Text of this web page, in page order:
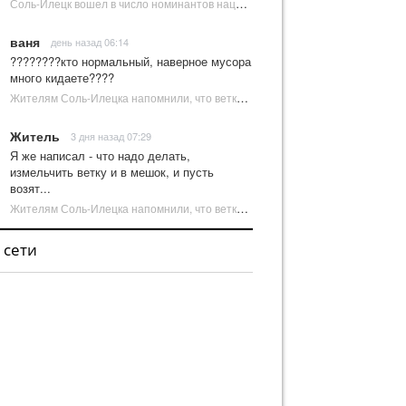
ваня день назад 06:14
????????кто нормальный, наверное мусора
много кидаете????
Жителям Соль-Илецка напомнили, что ветки от деревьев нельзя оставлять на площадках ТКО | Новости Соль-Илецка
Житель 3 дня назад 07:29
Я же написал - что надо делать,
измельчить ветку и в мешок, и пусть
возят...
Жителям Соль-Илецка напомнили, что ветки от деревьев нельзя оставлять на площадках ТКО | Новости Соль-Илецка